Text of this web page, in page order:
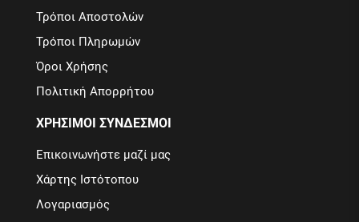
Τρόποι Αποστολών
Τρόποι Πληρωμών
Όροι Χρήσης
Πολιτική Απορρήτου
ΧΡΗΣΙΜΟΙ ΣΥΝΔΕΣΜΟΙ
Επικοινωνήστε μαζί μας
Χάρτης Ιστότοπου
Λογαριασμός